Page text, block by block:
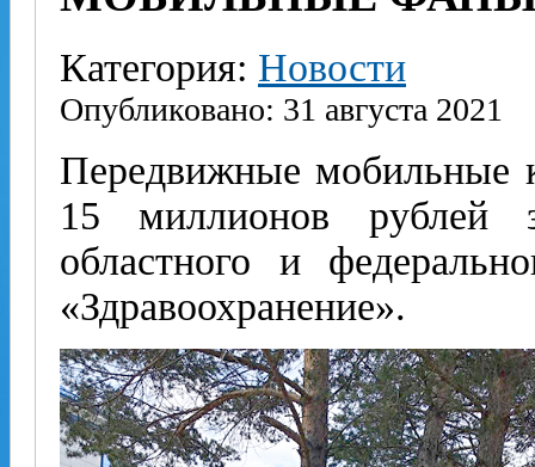
Категория: Новости
Опубликовано: 31 августа 2021
Передвижные мобильные
15 миллионов руб­лей
областного и
«Здравоохранение».